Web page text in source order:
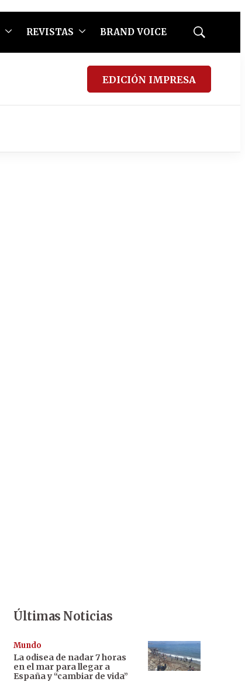
REVISTAS BRAND VOICE
Mostrar
EDICIÓN IMPRESA
Últimas Noticias
Mundo
La odisea de nadar 7 horas
en el mar para llegar a
España y “cambiar de vida”